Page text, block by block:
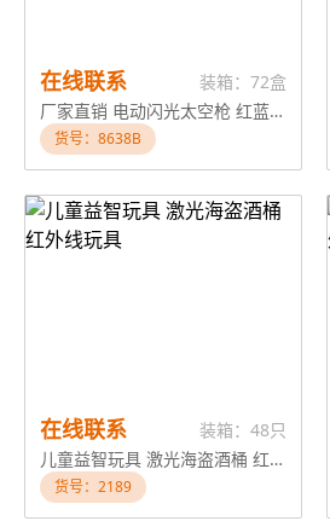
在线联系
装箱：72盒
厂家直销 电动闪光太空枪 红蓝双闪灯 NO.8638B 热销儿童玩具
货号：8638B
在线联系
装箱：48只
儿童益智玩具 激光海盗酒桶 红外线玩具
货号：2189